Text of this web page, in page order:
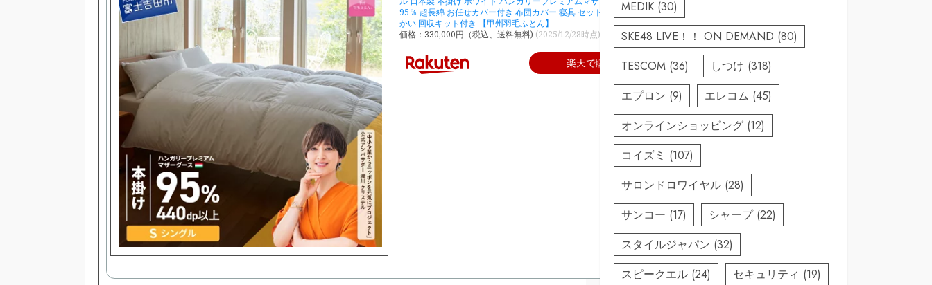
95％ 超長綿 お任せカバー付き 布団カバー 寝具 セット 国産 ベッド 暖
かい 回収キット付き 【甲州羽毛ふとん】
価格：330,000円（税込、送料無料) (2025/12/28時点)
楽天で購入
MEDIK (30)
SKE48 LIVE！！ ON DEMAND (80)
TESCOM (36) しつけ (318)
エプロン (9) エレコム (45)
オンラインショッピング (12)
コイズミ (107)
サロンドロワイヤル (28)
サンコー (17) シャープ(22)
スタイルジャパン (32)
スピークエル (24) セキュリティ (19)